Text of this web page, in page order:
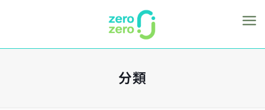
分類